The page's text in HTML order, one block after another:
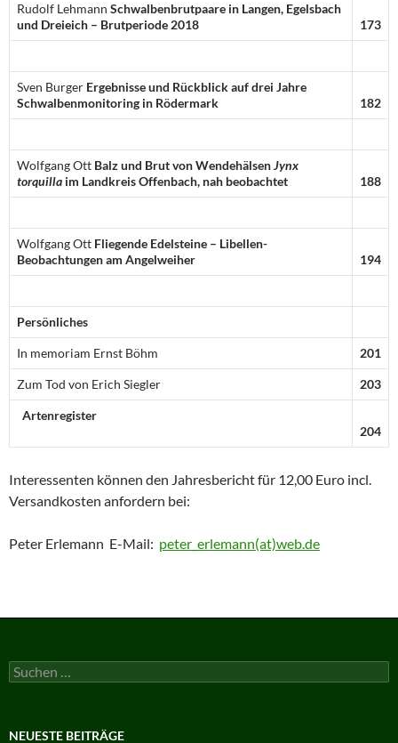
Rudolf Lehmann Schwalbenbrutpaare in Langen, Egelsbach
und Dreieich – Brutperiode 2018 173
Sven Burger Ergebnisse und Rückblick auf drei Jahre
Schwalbenmonitoring in Rödermark 182
Wolfgang Ott Balz und Brut von WendehälsenJynx
torquilla im Landkreis Offenbach, nah beobachtet 188
Wolfgang Ott Fliegende Edelsteine – Libellen-
Beobachtungen am Angelweiher
194
Persönliches
In memoriam Ernst Böhm 201
Zum Tod von Erich Siegler 203
Artenregister
204
Interessenten können den Jahresbericht für 12,00 Euro incl.
Versandkosten anfordern bei:
Peter Erlemann E-Mail: peter_erlemann(at)web.de
Suchen
nach:
NEUESTE BEITRÄGE